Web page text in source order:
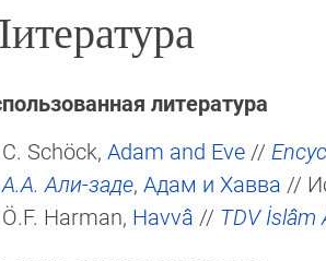
литература
C. Schöck, Adam and Eve //
А.А. Али-заде, Адам и Хавва //
Ö.F. Harman, Havvâ // TDV İslâm